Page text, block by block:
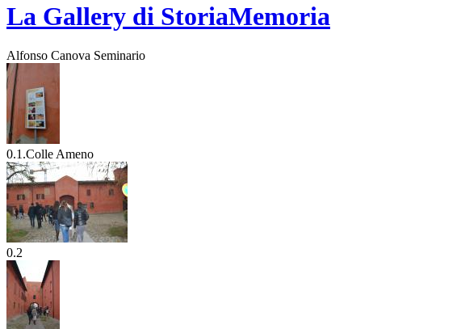
La Gallery di StoriaMemoria
Alfonso Canova Seminario
0.1.Colle Ameno
0.2